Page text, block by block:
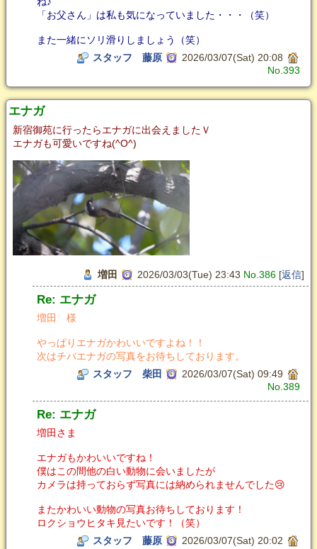
「お父さん」は私も気になっていました・・・（笑）
また一緒にソリ滑りしましょう（笑）
スタッフ 藤原
2026/03/07(Sat) 20:08
No.393
エナガ
新宿御苑に行ったらエナガに出会えましたＶ
エナガも可愛いですね(^O^)
増田 2026/03/03(Tue) 23:43 No.386 [返信]
Re: エナガ
増田 様
やっぱりエナガかわいいですよね！！
次はチバエナガの写真をお待ちしております。
スタッフ 柴田
2026/03/07(Sat) 09:49
No.389
Re: エナガ
増田さま
エナガもかわいいですね！
僕はこの間他の白い動物に会いましたが
カメラは持っておらず写真には納められませんでした😢
またかわいい動物の写真お待ちしております！
ロクショウヒタキ見たいです！（笑）
スタッフ 藤原
2026/03/07(Sat) 20:02